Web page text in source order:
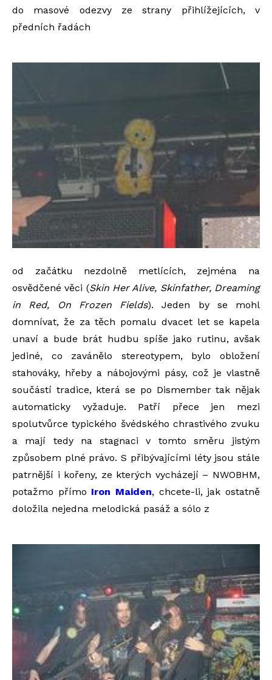
do masové odezvy ze strany přihlížejících, v
předních řadách
od začátku nezdolně metlících, zejména na
osvědčené věci (Skin Her Alive, Skinfather, Dreaming
in Red, On Frozen Fields). Jeden by se mohl
domnívat, že za těch pomalu dvacet let se kapela
unaví a bude brát hudbu spíše jako rutinu, avšak
jediné, co zavánělo stereotypem, bylo obložení
stahováky, hřeby a nábojovými pásy, což je vlastně
součástí tradice, která se po Dismember tak nějak
automaticky vyžaduje. Patří přece jen mezi
spolutvůrce typického švédského chrastivého zvuku
a mají tedy na stagnaci v tomto směru jistým
způsobem plné právo. S přibývajícími léty jsou stále
patrnější i kořeny, ze kterých vycházejí – NWOBHM,
potažmo přímo Iron Maiden, chcete-li, jak ostatně
doložila nejedna melodická pasáž a sólo z